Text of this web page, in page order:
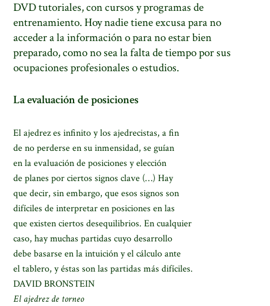
DVD tutoriales, con cursos y programas de
entrenamiento. Hoy nadie tiene excusa para no
acceder a la información o para no estar bien
preparado, como no sea la falta de tiempo por sus
ocupaciones profesionales o estudios.
La evaluación de posiciones
El ajedrez es infinito y los ajedrecistas, a fin
de no perderse en su inmensidad, se guían
en la evaluación de posiciones y elección
de planes por ciertos signos clave (…) Hay
que decir, sin embargo, que esos signos son
difíciles de interpretar en posiciones en las
que existen ciertos desequilibrios. En cualquier
caso, hay muchas partidas cuyo desarrollo
debe basarse en la intuición y el cálculo ante
el tablero, y éstas son las partidas más difíciles.
DAVID BRONSTEIN
El ajedrez de torneo